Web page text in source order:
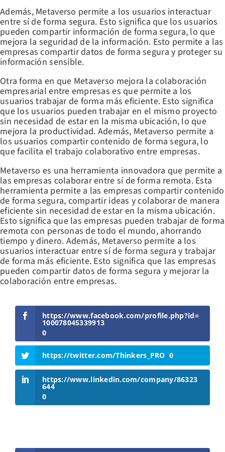
Además, Metaverso permite a los usuarios interactuar
entre sí de forma segura. Esto significa que los usuarios
pueden compartir información de forma segura, lo que
mejora la seguridad de la información. Esto permite a las
empresas compartir datos de forma segura y proteger su
información sensible.
Otra forma en que Metaverso mejora la colaboración
empresarial entre empresas es que permite a los
usuarios trabajar de forma más eficiente. Esto significa
que los usuarios pueden trabajar en el mismo proyecto
sin necesidad de estar en la misma ubicación, lo que
mejora la productividad. Además, Metaverso permite a
los usuarios compartir contenido de forma segura, lo
que facilita el trabajo colaborativo entre empresas.
Metaverso es una herramienta innovadora que permite a
las empresas colaborar entre sí de forma remota. Esta
herramienta permite a las empresas compartir contenido
de forma segura, compartir ideas y colaborar de manera
eficiente sin necesidad de estar en la misma ubicación.
Esto significa que las empresas pueden trabajar de forma
remota con personas de todo el mundo, ahorrando
tiempo y dinero. Además, Metaverso permite a los
usuarios interactuar entre sí de forma segura y trabajar
de forma más eficiente. Esto significa que las empresas
pueden compartir datos de forma segura y mejorar la
colaboración entre empresas.
https://www.facebook.com/profile.php?id=
100078045339913
0
https://twitter.com/Thinkers_PRO 0
https://www.linkedin.com/company/86323
644
0